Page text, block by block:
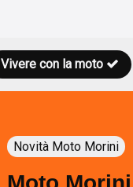
Vivere con la moto
Novità Moto Morini